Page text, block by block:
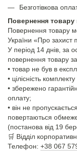
Безготівкова
Повернення товару
Повернення товару
України «Про захист
У період 14 днів, за
повернення товару
• товар не був в
• цілісність
• збережено
оплату;
• він не
повертаються
(постанова від 19
🛒 Відділ
Телефон: +38 067